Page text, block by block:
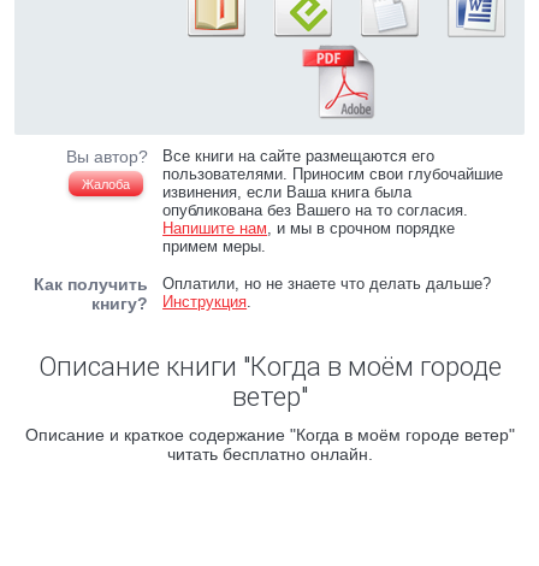
Вы автор?
Жалоба
Все книги на сайте размещаются его
пользователями. Приносим свои глубочайшие
извинения, если Ваша книга была
опубликована без Вашего на то согласия.
Напишите нам, и мы в срочном порядке
примем меры.
Как получить
книгу?
Оплатили, но не знаете что делать дальше?
Инструкция.
Описание книги "Когда в моём городе
ветер"
Описание и краткое содержание "Когда в моём городе ветер"
читать бесплатно онлайн.